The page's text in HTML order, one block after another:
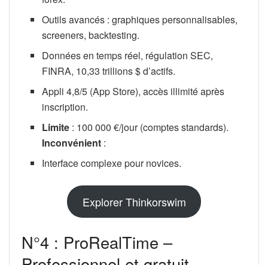
Outils avancés : graphiques personnalisables,
screeners, backtesting.
Données en temps réel, régulation SEC,
FINRA, 10,33 trillions $ d’actifs.
Appli 4,8/5 (App Store), accès illimité après
inscription.
Limite : 100 000 €/jour (comptes standards).
Inconvénient :
Interface complexe pour novices.
Explorer Thinkorswim
N°4 : ProRealTime –